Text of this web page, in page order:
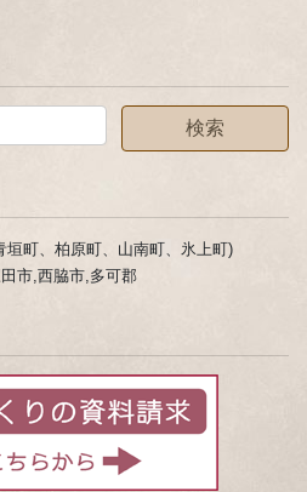
町、柏原町、山南町、氷上町)
市,西脇市,多可郡